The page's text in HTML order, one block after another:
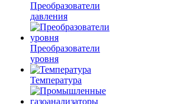
Преобразователи
давления
Преобразователи
уровня
Температура